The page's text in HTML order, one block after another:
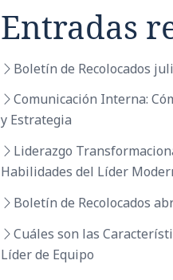
Entradas
Boletín de Recolocados
Comunicación Interna:
y Estrategia
Liderazgo
Habilidades del Líder
Boletín de Recolocados
Cuáles son las
Líder de Equipo